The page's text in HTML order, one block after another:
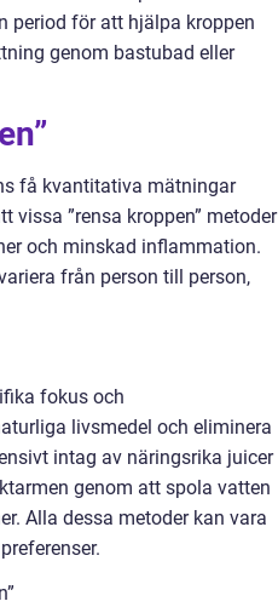
period för att hjälpa kroppen
genom bastubad eller
få kvantitativa mätningar
vissa ”rensa kroppen” metoder
och minskad inflammation.
från person till person,
fokus och
livsmedel och eliminera
intag av näringsrika juicer
genom att spola vatten
Alla dessa metoder kan vara